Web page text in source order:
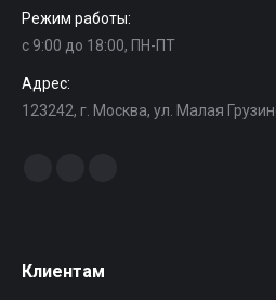
Режим работы:
с 9:00 до 18:00, ПН-ПТ
Адрес:
123242, г. Москва, ул. Малая
Клиентам